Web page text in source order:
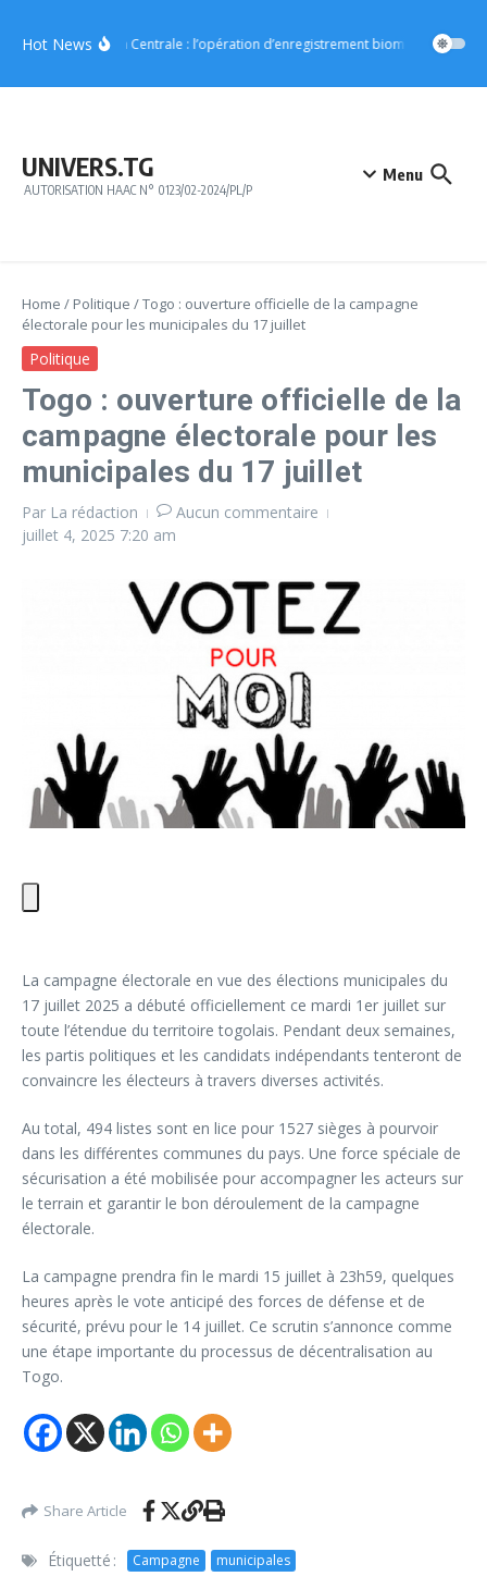
Hot NewsRégion Centrale : l’opération d’enregistrement biométrique
UNIVERS.TG
AUTORISATION HAAC N° 0123/02-2024/PL/P
Menu
Home / Politique /Togo : ouverture officielle de la campagne
électorale pour les municipales du 17 juillet
Politique
Togo : ouverture officielle de la
campagne électorale pour les
municipales du 17 juillet
Par La rédaction
Aucun commentaire
juillet 4, 2025 7:20 am
La campagne électorale en vue des élections municipales du
17 juillet 2025 a débuté officiellement ce mardi 1er juillet sur
toute l’étendue du territoire togolais. Pendant deux semaines,
les partis politiques et les candidats indépendants tenteront de
convaincre les électeurs à travers diverses activités.
Au total, 494 listes sont en lice pour 1527 sièges à pourvoir
dans les différentes communes du pays. Une force spéciale de
sécurisation a été mobilisée pour accompagner les acteurs sur
le terrain et garantir le bon déroulement de la campagne
électorale.
La campagne prendra fin le mardi 15 juillet à 23h59, quelques
heures après le vote anticipé des forces de défense et de
sécurité, prévu pour le 14 juillet. Ce scrutin s’annonce comme
une étape importante du processus de décentralisation au
Togo.
Share Article
Étiquetté : Campagne municipales